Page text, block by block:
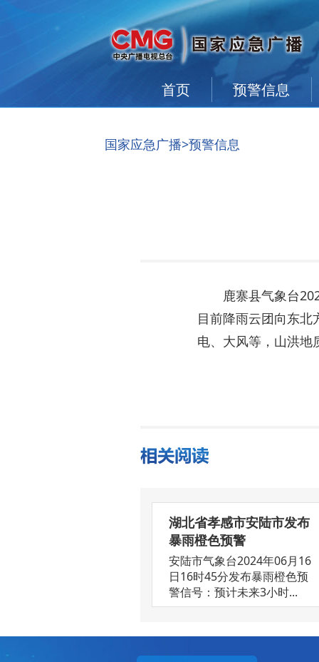
首页 预警信息
国家应急广播>预警信息
鹿寨县气象台
目前降雨云团向东
电、大风等，山洪地
湖北省孝感市安陆市发布
暴雨橙色预警
安陆市气象台2024年06月16
日16时45分发布暴雨橙色预
警信号：预计未来3小时...